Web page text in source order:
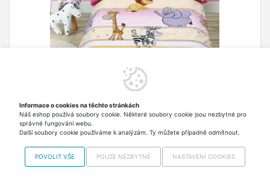
Bavlněné povlečení dětské Beáta - 100x135 cm,
Povlečení dětské BEÁTA materiál 100% Bavlna
135g/m2 praní na 60°C mírný postup
sušit v sušičce na nízkou teplotu žehlit do 150°C
zapínání na zip dětské motivy …
599,00 Kč
Informace o cookies na těchto stránkách
Náš eshop používá soubory cookie. Některé soubory cookie jsou nezbytné pro
správné fungování webu.
Další soubory cookie používáme k analýzám. Ty můžete případně odmítnout.
POVOLIT VŠE POUZE NEZBYTNÉ NASTAVENÍ COOKIES